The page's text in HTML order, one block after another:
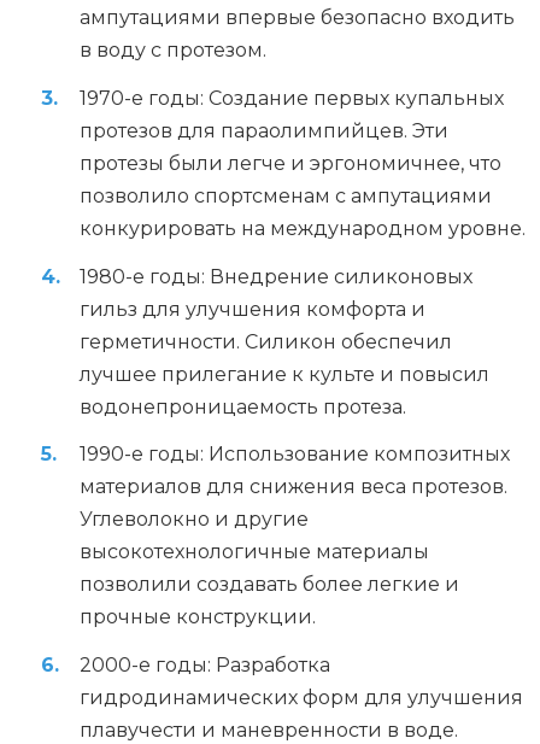
ампутациями впервые безопасно входить
в воду с протезом.
1970-е годы: Создание первых купальных
протезов для параолимпийцев. Эти
протезы были легче и эргономичнее, что
позволило спортсменам с ампутациями
конкурировать на международном уровне.
1980-е годы: Внедрение силиконовых
гильз для улучшения комфорта и
герметичности. Силикон обеспечил
лучшее прилегание к культе и повысил
водонепроницаемость протеза.
1990-е годы: Использование композитных
материалов для снижения веса протезов.
Углеволокно и другие
высокотехнологичные материалы
позволили создавать более легкие и
прочные конструкции.
2000-е годы: Разработка
гидродинамических форм для улучшения
плавучести и маневренности в воде.